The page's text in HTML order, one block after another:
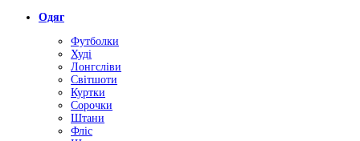
Одяг
Футболки
Худі
Лонгсліви
Світшоти
Куртки
Сорочки
Штани
Фліс